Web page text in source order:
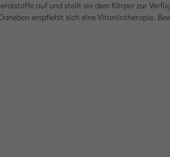
auf und stellt sie dem Körper zur
empfiehlt sich eine Vitamintherapie.